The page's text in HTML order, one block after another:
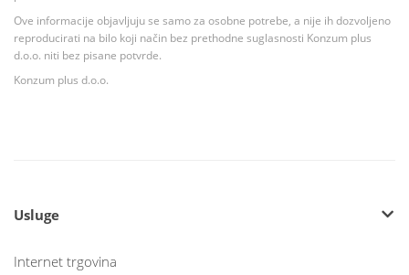
Ove informacije objavljuju se samo za osobne potrebe, a nije ih dozvoljeno
reproducirati na bilo koji način bez prethodne suglasnosti Konzum plus
d.o.o. niti bez pisane potvrde.
Konzum plus d.o.o.
Usluge
Internet trgovina